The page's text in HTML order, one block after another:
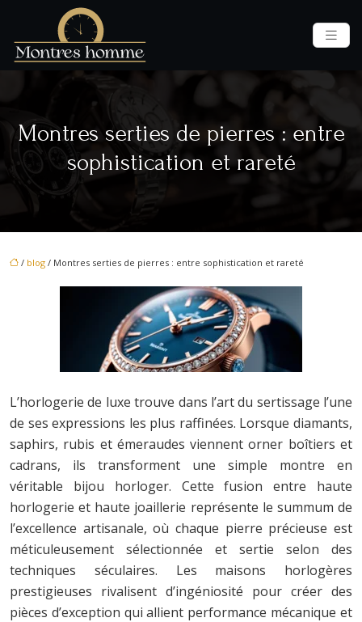
Montres serties de pierres : entre
sophistication et rareté
/ blog / Montres serties de pierres : entre sophistication et rareté
L’horlogerie de luxe trouve dans l’art du sertissage l’une
de ses expressions les plus raffinées. Lorsque diamants,
saphirs, rubis et émeraudes viennent orner boîtiers et
cadrans, ils transforment une simple montre en
véritable bijou horloger. Cette fusion entre haute
horlogerie et haute joaillerie représente le summum de
l’excellence artisanale, où chaque pierre précieuse est
méticuleusement sélectionnée et sertie selon des
techniques séculaires. Les maisons horlogères
prestigieuses rivalisent d’ingéniosité pour créer des
pièces d’exception qui allient performance mécanique et